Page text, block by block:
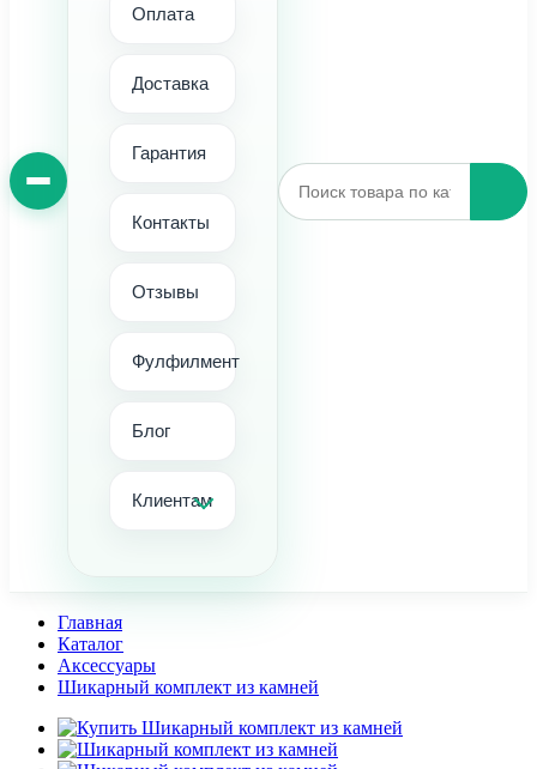
Оплата
Доставка
Гарантия
Контакты
Отзывы
Фулфилмент
Блог
Клиентам
Главная
Каталог
Аксессуары
Шикарный комплект из камней